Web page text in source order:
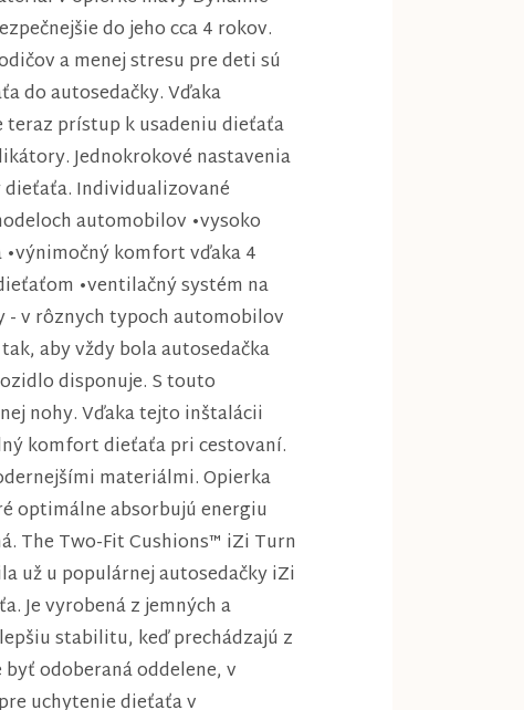
do jeho cca 4 rokov.
a menej stresu pre deti sú
do autosedačky. Vďaka
teraz prístup k usadeniu dieťaťa
Jednokrokové nastavenia
dieťaťa. Individualizované
automobilov •vysoko
komfort vďaka 4
•ventilačný systém na
- v rôznych typoch automobilov
aby vždy bola autosedačka
disponuje. S touto
nohy. Vďaka tejto inštalácii
komfort dieťaťa pri cestovaní.
materiálmi. Opierka
optimálne absorbujú energiu
The Two-Fit Cushions™ iZi Turn
už u populárnej autosedačky iZi
Je vyrobená z jemných a
stabilitu, keď prechádzajú z
odoberaná oddelene, v